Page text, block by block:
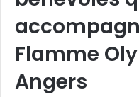
Flamme
Angers